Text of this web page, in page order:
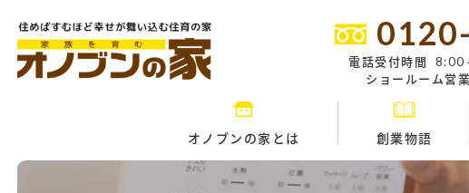
電話受付時間 8:00
ショールーム営
オノブンの家とは 創業物語